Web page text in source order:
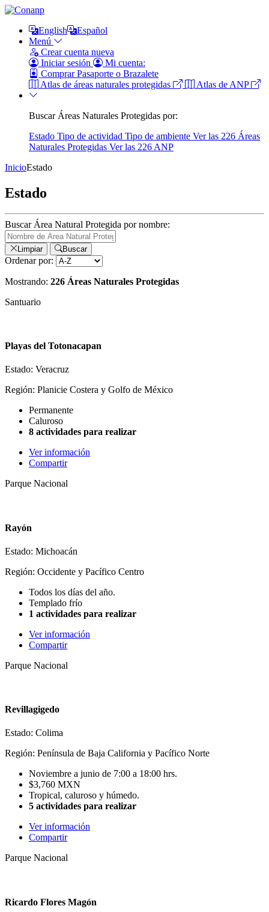
English
Español
Menú
Crear cuenta nueva
Iniciar sesión
Mi cuenta:
Comprar Pasaporte o Brazalete
Atlas de áreas naturales protegidas
Atlas de ANP
Buscar Áreas Naturales Protegidas por:
Estado Tipo de actividad Tipo de ambiente Ver las 226 Áreas
Naturales Protegidas Ver las 226 ANP
InicioEstado
Estado
Buscar Área Natural Protegida por nombre:
Limpiar Buscar
Ordenar por:
Mostrando: 226 Áreas Naturales Protegidas
Santuario
Playas del Totonacapan
Estado: Veracruz
Región: Planicie Costera y Golfo de México
Permanente
Caluroso
8 actividades para realizar
Ver información
Compartir
Parque Nacional
Rayón
Estado: Michoacán
Región: Occidente y Pacífico Centro
Todos los días del año.
Templado frío
1 actividades para realizar
Ver información
Compartir
Parque Nacional
Revillagigedo
Estado: Colima
Región: Península de Baja California y Pacífico Norte
Noviembre a junio de 7:00 a 18:00 hrs.
$3,760 MXN
Tropical, caluroso y húmedo.
5 actividades para realizar
Ver información
Compartir
Parque Nacional
Ricardo Flores Magón